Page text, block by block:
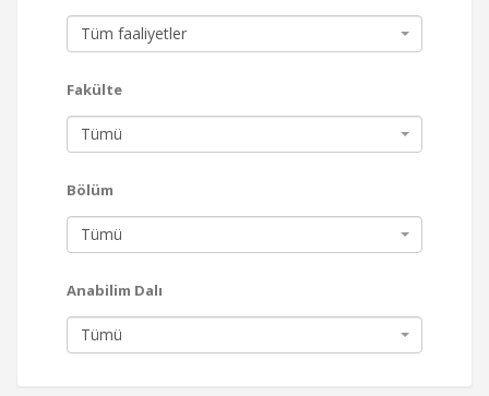
Tüm faaliyetler
Fakülte
Tümü
Bölüm
Tümü
Anabilim Dalı
Tümü